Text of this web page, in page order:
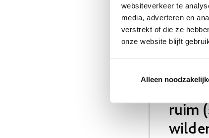
websiteverkeer te
media, adverteren en
verstrekt of die ze
onze website blijft
Alleen
“De
ruim